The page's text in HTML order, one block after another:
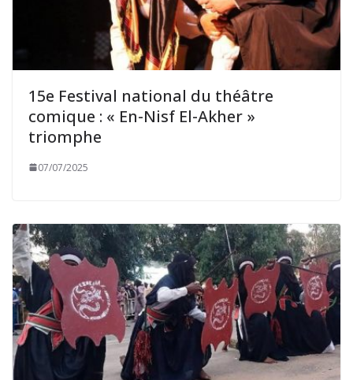
15e Festival national du théâtre
comique : « En-Nisf El-Akher »
triomphe
07/07/2025